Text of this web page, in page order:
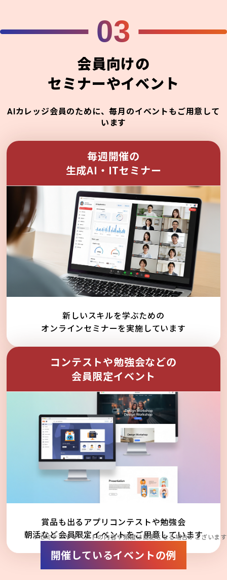
03
会員向けの
セミナーやイベント
AIカレッジ会員のために、毎月のイベントもご用意して
います
毎週開催の
生成AI・ITセミナー
新しいスキルを学ぶための
オンラインセミナーを実施しています
コンテストや勉強会などの
会員限定イベント
賞品も出るアプリコンテストや勉強会
朝活など会員限定イベントをご用意しています
※セミナーやイベントの内容や頻度は変更となる場合がございます
開催しているイベントの例